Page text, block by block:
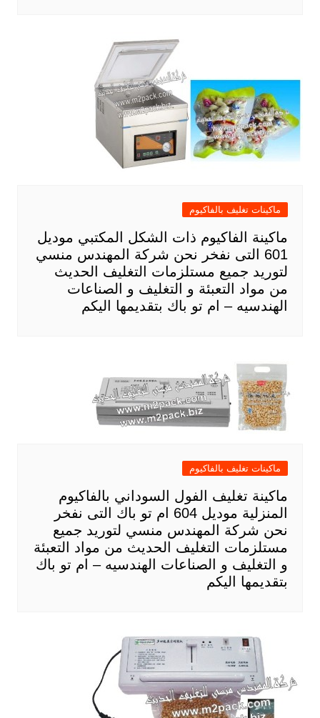
ماكينات تغليف بالفاكيوم
ماكينة الفاكيوم ذات الشكل المكتبي موديل
601 التى نفخر نحن شركة المهندس منسي
لتوريد جميع مستلزمات التغليف الحديث
من مواد التعبئة و التغليف و الصناعات
الهندسيه – ام تو باك بتقديمها اليكم
ماكينات تغليف بالفاكيوم
ماكينة تغليف الفول السوداني بالفاكيوم
المنزلية موديل 604 ام تو باك التى نفخر
نحن شركة المهندس منسي لتوريد جميع
مستلزمات التغليف الحديث من مواد التعبئة
و التغليف و الصناعات الهندسيه – ام تو باك
بتقديمها اليكم